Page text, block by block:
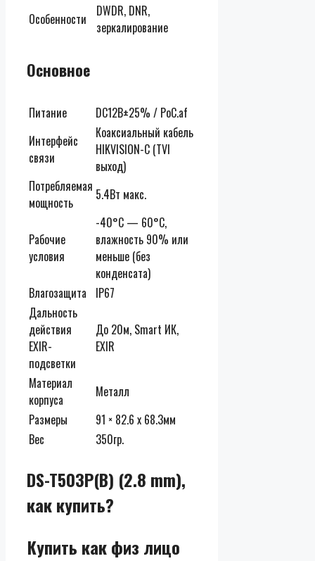
Особенности
DWDR, DNR,
зеркалирование
Основное
Питание
DC12В±25% / PoC.af
Интерфейс
связи
Коаксиальный кабель
HIKVISION-C (TVI
выход)
Потребляемая
мощность
5.4Вт макс.
Рабочие
условия
-40°С — 60°С,
влажность 90% или
меньше (без
конденсата)
Влагозащита
IP67
Дальность
действия
EXIR-
подсветки
До 20м, Smart ИК,
EXIR
Материал
корпуса
Металл
Размеры
91 × 82.6 х 68.3мм
Вес
350гр.
DS-T503P(B) (2.8 mm),
как купить?
Купить как физ лицо